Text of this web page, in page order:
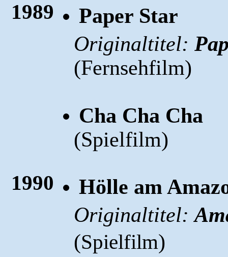
1989
Paper Star
Originaltitel:
(Fernsehfilm)
Cha Cha Cha
(Spielfilm)
1990
Hölle am
Originaltitel:
(Spielfilm)